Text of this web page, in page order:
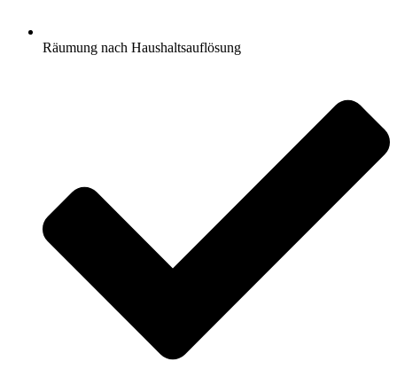
Räumung nach Haushaltsauflösung